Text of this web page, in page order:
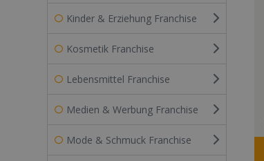
Kinder & Erziehung Franchise
Kosmetik Franchise
Lebensmittel Franchise
Medien & Werbung Franchise
Mode & Schmuck Franchise